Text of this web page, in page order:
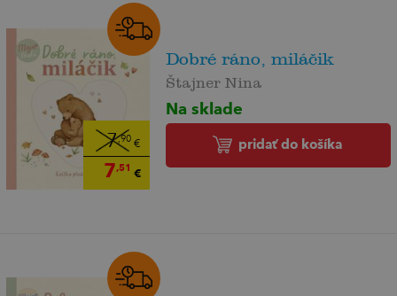
7,90€
7,51 €
Dobré ráno, miláčik
Štajner Nina
Na sklade
pridať do košíka